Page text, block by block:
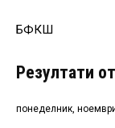
БФКШ
Резултати
понеделник,